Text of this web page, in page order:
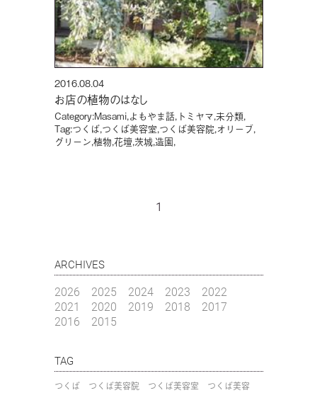
2016.08.04
お店の植物のはなし
Category:Masami,よもやま話,トミヤマ,未分類,
Tag:つくば,つくば美容室,つくば美容院,オリーブ,
グリーン,植物,花壇,茨城,造園,
1
ARCHIVES
2026 2025 2024 2023
2022
2021
2020 2019 2018
2017
2016
2015
TAG
つくば つくば美容院 つくば美容室
つくば美容